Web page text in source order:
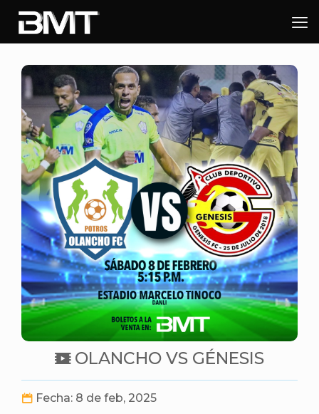
OLANCHO VS GÉNESIS
Fecha: 8 de feb, 2025